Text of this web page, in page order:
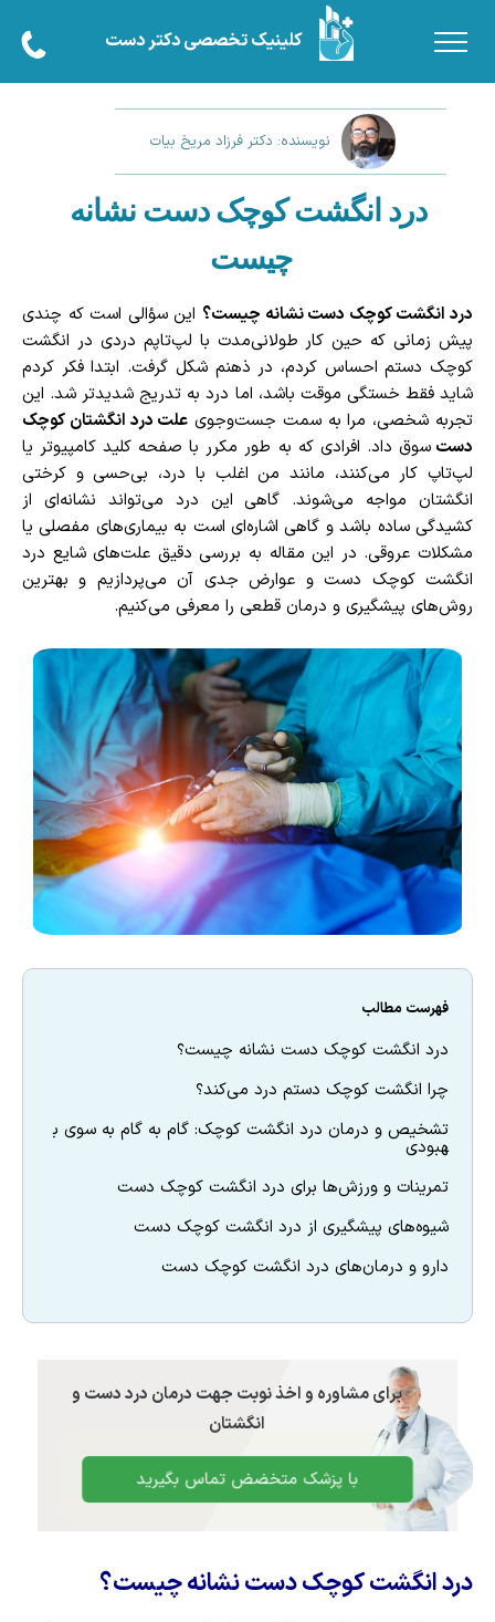
کلینیک تخصصی دکتر دست
نویسنده: دکتر فرزاد مریخ بیات
درد انگشت کوچک دست نشانه
چیست
درد انگشت کوچک دست نشانه چیست؟ این سؤالی است که چندی
پیش زمانی که حین کار طولانی‌مدت با لپ‌تاپم دردی در انگشت
کوچک دستم احساس کردم، در ذهنم شکل گرفت. ابتدا فکر کردم
شاید فقط خستگی موقت باشد، اما درد به تدریج شدیدتر شد. این
تجربه شخصی، مرا به سمت جست‌وجوی علت درد انگشتان کوچک
دستسوق داد. افرادی که به طور مکرر با صفحه کلید کامپیوتر یا
لپ‌تاپ کار می‌کنند، مانند من اغلب با درد، بی‌حسی و کرختی
انگشتان مواجه می‌شوند. گاهی این درد می‌تواند نشانه‌ای از
کشیدگی ساده باشد و گاهی اشاره‌ای است به بیماری‌های مفصلی یا
مشکلات عروقی. در این مقاله به بررسی دقیق علت‌های شایع درد
انگشت کوچک دست و عوارض جدی آن می‌پردازیم و بهترین
روش‌های پیشگیری و درمان قطعی را معرفی می‌کنیم.
فهرست مطالب
درد انگشت کوچک دست نشانه چیست؟
چرا انگشت کوچک دستم درد می‌کند؟
تشخیص و درمان درد انگشت کوچک: گام به گام به سوی ب
هبودی
تمرینات و ورزش‌ها برای درد انگشت کوچک دست
شیوه‌های پیشگیری از درد انگشت کوچک دست
دارو و درمان‌های درد انگشت کوچک دست
برای مشاوره و اخذ نوبت جهت درمان درد دست و
انگشتان
با پزشک متخضض تماس بگیرید
درد انگشت کوچک دست نشانه چیست؟